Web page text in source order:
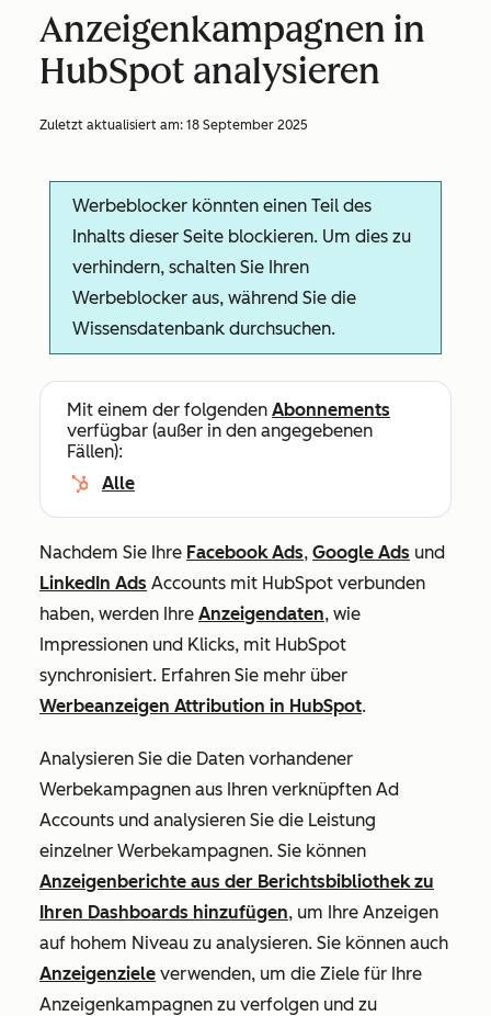
Anzeigenkampagnen in
HubSpot analysieren
Zuletzt aktualisiert am: 18 September 2025
Werbeblocker könnten einen Teil des
Inhalts dieser Seite blockieren. Um dies zu
verhindern, schalten Sie Ihren
Werbeblocker aus, während Sie die
Wissensdatenbank durchsuchen.
Mit einem der folgenden Abonnements
verfügbar (außer in den angegebenen
Fällen):
Alle
Nachdem Sie Ihre Facebook Ads, Google Ads und
LinkedIn Ads Accounts mit HubSpot verbunden
haben, werden Ihre Anzeigendaten, wie
Impressionen und Klicks, mit HubSpot
synchronisiert. Erfahren Sie mehr über
Werbeanzeigen Attribution in HubSpot.
Analysieren Sie die Daten vorhandener
Werbekampagnen aus Ihren verknüpften Ad
Accounts und analysieren Sie die Leistung
einzelner Werbekampagnen. Sie können
Anzeigenberichte aus der Berichtsbibliothek zu
Ihren Dashboards hinzufügen, um Ihre Anzeigen
auf hohem Niveau zu analysieren. Sie können auch
Anzeigenziele verwenden, um die Ziele für Ihre
Anzeigenkampagnen zu verfolgen und zu